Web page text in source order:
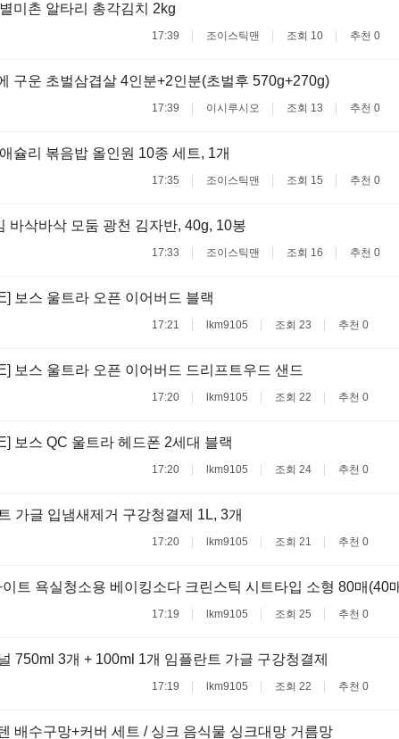
미촌 알타리 총각김치 2kg
17:39 조이스틱맨 조회 10 추천 0
구운 초벌삼겹살 4인분+2인분(초벌후 570g+270g)
17:39 이시루시오 조회 13 추천 0
슐리 볶음밥 올인원 10종 세트, 1개
17:35 조이스틱맨 조회 15 추천 0
바삭바삭 모둠 광천 김자반, 40g, 10봉
17:33 조이스틱맨 조회 16 추천 0
보스 울트라 오픈 이어버드 블랙
17:21 lkm9105 조회 23 추천 0
보스 울트라 오픈 이어버드 드리프트우드 샌드
17:20 lkm9105 조회 22 추천 0
보스 QC 울트라 헤드폰 2세대 블랙
17:20 lkm9105 조회 24 추천 0
가글 입냄새제거 구강청결제 1L, 3개
17:20 lkm9105 조회 21 추천 0
트 욕실청소용 베이킹소다 크린스틱 시트타입 소형 80매(40
17:19 lkm9105 조회 25 추천 0
750ml 3개 + 100ml 1개 임플란트 가글 구강청결제
17:19 lkm9105 조회 22 추천 0
배수구망+커버 세트 / 싱크 음식물 싱크대망 거름망